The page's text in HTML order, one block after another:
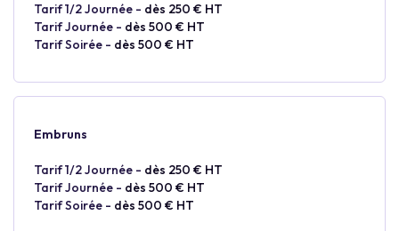
Tarif 1/2 Journée - dès 250 € HT
Tarif Journée - dès 500 € HT
Tarif Soirée - dès 500 € HT
Embruns
Tarif 1/2 Journée - dès 250 € HT
Tarif Journée - dès 500 € HT
Tarif Soirée - dès 500 € HT